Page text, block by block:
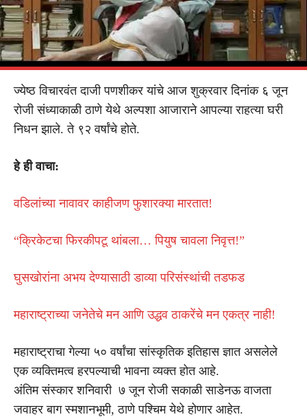
ज्येष्ठ विचारवंत दाजी पणशीकर यांचे आज शुक्रवार दिनांक ६ जून
रोजी संध्याकाळी ठाणे येथे अल्पशा आजाराने आपल्या राहत्या घरी
निधन झाले. ते ९२ वर्षांचे होते.
हे ही वाचा:
वडिलांच्या नावावर काहीजण फुशारक्या मारतात!
“क्रिकेटचा फिरकीपटू थांबला… पियुष चावला निवृत्त!”
घुसखोरांना अभय देण्यासाठी डाव्या परिसंस्थांची तडफड
महाराष्ट्राच्या जनेतेचे मन आणि उद्धव ठाकरेंचे मन एकत्र नाही!
महाराष्ट्राचा गेल्या ५० वर्षांचा सांस्कृतिक इतिहास ज्ञात असलेले
एक व्यक्तिमत्व हरपल्याची भावना व्यक्त होत आहे.
अंतिम संस्कार शनिवारी ७ जून रोजी सकाळी साडेनऊ वाजता
जवाहर बाग स्मशानभूमी, ठाणे पश्चिम येथे होणार आहेत.